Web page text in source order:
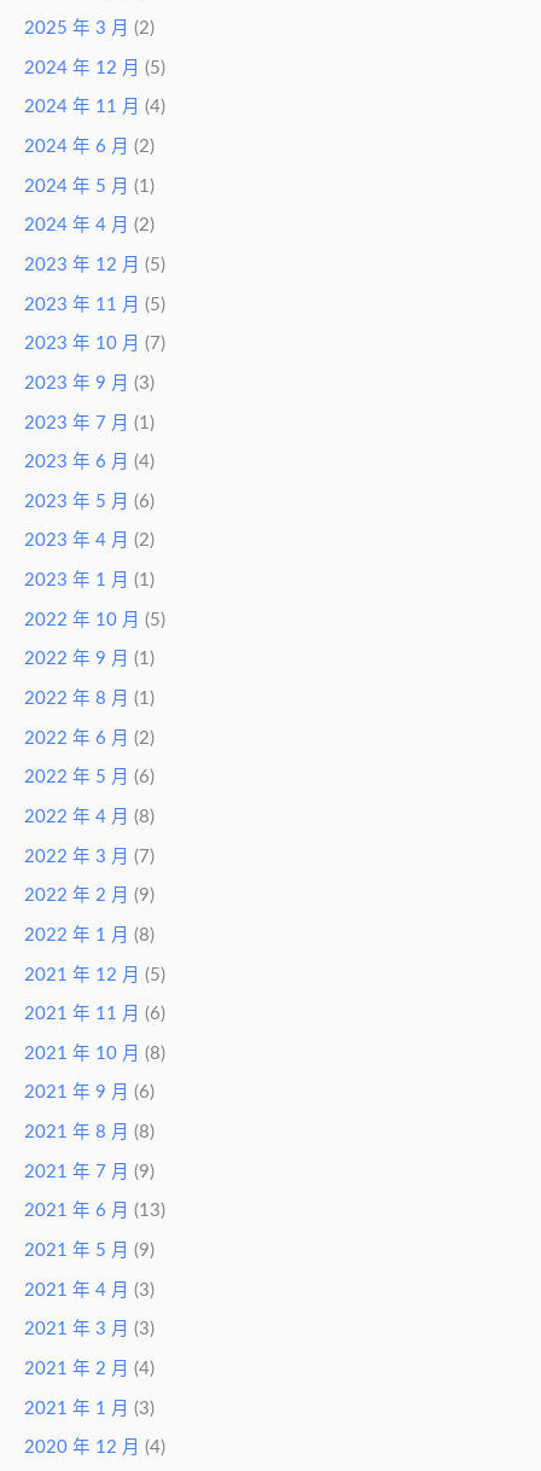
2025 年 3 月 (2)
2024 年 12 月 (5)
2024 年 11 月 (4)
2024 年 6 月 (2)
2024 年 5 月 (1)
2024 年 4 月 (2)
2023 年 12 月 (5)
2023 年 11 月 (5)
2023 年 10 月 (7)
2023 年 9 月 (3)
2023 年 7 月 (1)
2023 年 6 月 (4)
2023 年 5 月 (6)
2023 年 4 月 (2)
2023 年 1 月 (1)
2022 年 10 月 (5)
2022 年 9 月 (1)
2022 年 8 月 (1)
2022 年 6 月 (2)
2022 年 5 月 (6)
2022 年 4 月 (8)
2022 年 3 月 (7)
2022 年 2 月 (9)
2022 年 1 月 (8)
2021 年 12 月 (5)
2021 年 11 月 (6)
2021 年 10 月 (8)
2021 年 9 月 (6)
2021 年 8 月 (8)
2021 年 7 月 (9)
2021 年 6 月 (13)
2021 年 5 月 (9)
2021 年 4 月 (3)
2021 年 3 月 (3)
2021 年 2 月 (4)
2021 年 1 月 (3)
2020 年 12 月 (4)